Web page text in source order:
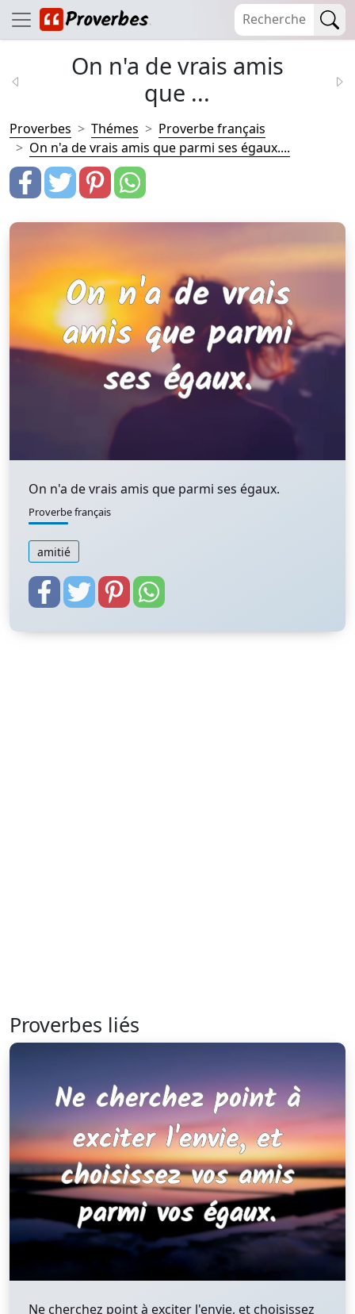
On n'a de vrais amis
que ...
Proverbes Thémes
Proverbe français
On n'a de vrais amis que parmi ses égaux....
On n'a de vrais amis que parmi ses égaux.
Proverbe français
amitié
Proverbes liés
Ne cherchez point à exciter l'envie, et choisissez